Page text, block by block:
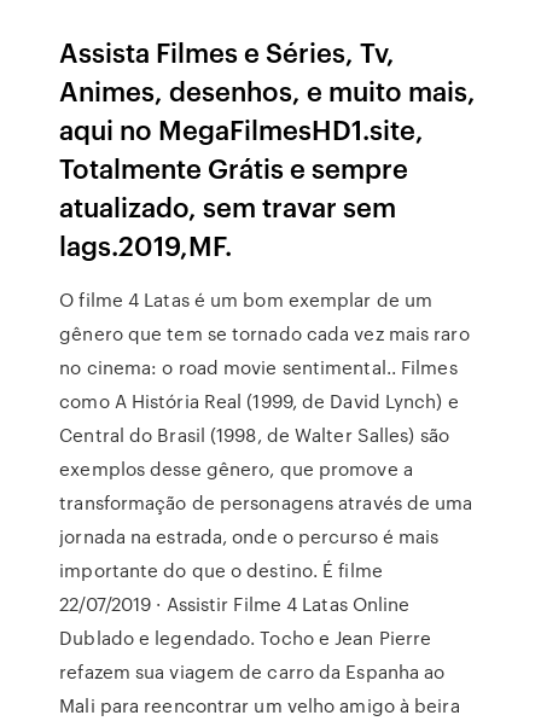
Assista Filmes e Séries, Tv,
Animes, desenhos, e muito mais,
aqui no MegaFilmesHD1.site,
Totalmente Grátis e sempre
atualizado, sem travar sem
lags.2019,MF.
O filme 4 Latas é um bom exemplar de um
gênero que tem se tornado cada vez mais raro
no cinema: o road movie sentimental.. Filmes
como A História Real (1999, de David Lynch) e
Central do Brasil (1998, de Walter Salles) são
exemplos desse gênero, que promove a
transformação de personagens através de uma
jornada na estrada, onde o percurso é mais
importante do que o destino. É filme
22/07/2019 · Assistir Filme 4 Latas Online
Dublado e legendado. Tocho e Jean Pierre
refazem sua viagem de carro da Espanha ao
Mali para reencontrar um velho amigo à beira